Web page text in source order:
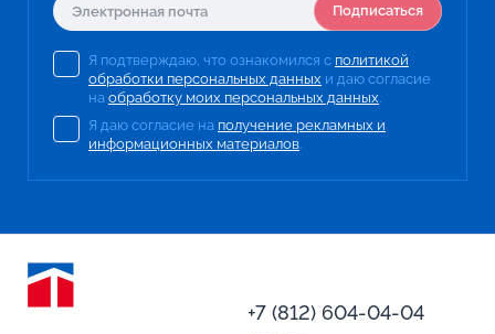
Подписаться
Я подтверждаю, что ознакомился с политикой
обработки персональных данных и даю согласие
на обработку моих персональных данных.
Я даю согласие на получение рекламных и
информационных материалов.
+7 (812) 604-04-04